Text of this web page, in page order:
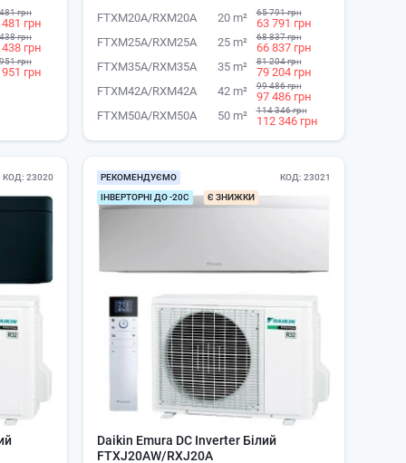
грн
грн
грн
грн
грн
грн
FTXM20A/RXM20A 20 m² 65 791 грн
63 791 грн
FTXM25A/RXM25A
25 m² 68 837 грн
66 837 грн
FTXM35A/RXM35A
35 m² 81 204 грн
79 204 грн
FTXM42A/RXM42A
42 m² 99 486 грн
97 486 грн
FTXM50A/RXM50A
50 m² 114 346 грн
112 346 грн
КОД 23020
РЕКОМЕНДУЄМО
ІНВЕРТОРНІ ДО -20С
Є ЗНИЖКИ
КОД 23021
Daikin Emura DC Inverter Білий
FTXJ20AW/RXJ20A